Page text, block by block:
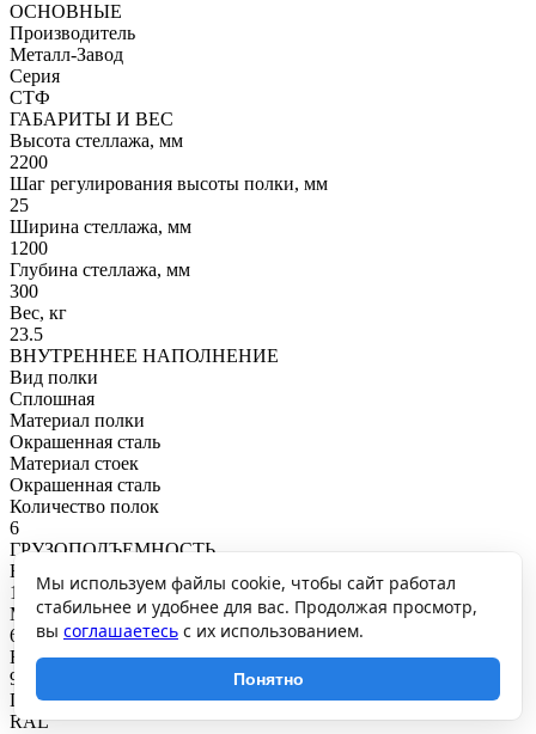
ОСНОВНЫЕ
Производитель
Металл-Завод
Серия
СТФ
ГАБАРИТЫ И ВЕС
Высота стеллажа, мм
2200
Шаг регулирования высоты полки, мм
25
Ширина стеллажа, мм
1200
Глубина стеллажа, мм
300
Вес, кг
23.5
ВНУТРЕННЕЕ НАПОЛНЕНИЕ
Вид полки
Сплошная
Материал полки
Окрашенная сталь
Материал стоек
Окрашенная сталь
Количество полок
6
ГРУЗОПОДЪЕМНОСТЬ
Нагрузка на полку, кг
100
Максимальная общая нагрузка, кг
600
Нагрузка на секцию, кг
900
ПОКРЫТИЕ И ЦВЕТ
RAL
Мы используем файлы cookie, чтобы сайт работал
стабильнее и удобнее для вас. Продолжая просмотр,
вы соглашаетесь с их использованием.
Понятно